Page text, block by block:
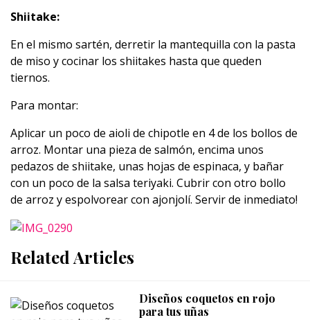
Shiitake:
En el mismo sartén, derretir la mantequilla con la pasta
de miso y cocinar los shiitakes hasta que queden
tiernos.
Para montar:
Aplicar un poco de aioli de chipotle en 4 de los bollos de
arroz. Montar una pieza de salmón, encima unos
pedazos de shiitake, unas hojas de espinaca, y bañar
con un poco de la salsa teriyaki. Cubrir con otro bollo
de arroz y espolvorear con ajonjolí. Servir de inmediato!
Related Articles
Diseños coquetos en rojo
para tus uñas